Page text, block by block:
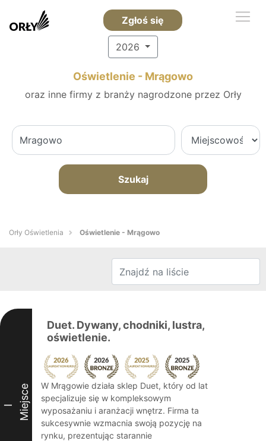
Zgłoś się
2026
Oświetlenie - Mrągowo
oraz inne firmy z branży nagrodzone przez Orły
Szukaj
Orły Oświetlenia Oświetlenie - Mrągowo
I Miejsce
Duet. Dywany, chodniki, lustra,
oświetlenie.
W Mrągowie działa sklep Duet, który od lat
specjalizuje się w kompleksowym
wyposażaniu i aranżacji wnętrz. Firma ta
sukcesywnie wzmacnia swoją pozycję na
rynku, prezentując starannie